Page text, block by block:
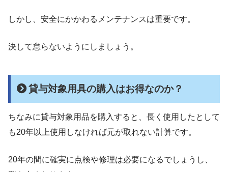
しかし、安全にかかわるメンテナンスは重要です。
決して怠らないようにしましょう。
貸与対象用具の購入はお得なのか？
ちなみに貸与対象用品を購入すると、長く使用したとして
も20年以上使用しなければ元が取れない計算です。
20年の間に確実に点検や修理は必要になるでしょうし、